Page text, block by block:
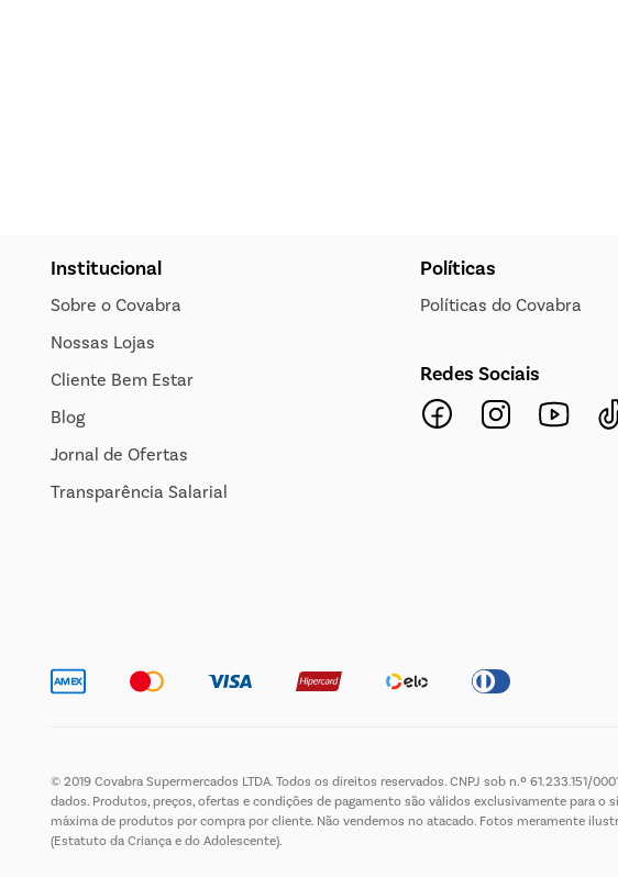
Institucional
Sobre o Covabra
Nossas Lojas
Cliente Bem Estar
Blog
Jornal de Ofertas
Transparência Salarial
Políticas
Políticas do Covabra
Redes Sociais
© 2019 Covabra Supermercados LTDA. Todos os direitos reservados. CNPJ sob n.º 61.233.151/
dados. Produtos, preços, ofertas e condições de pagamento são válidos exclusivamente para
máxima de produtos por compra por cliente. Não vendemos no atacado. Fotos meramente
(Estatuto da Criança e do Adolescente).